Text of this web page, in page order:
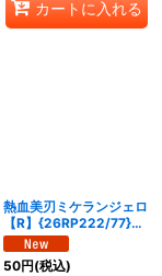
カートに入れる
熱血美刃ミケランジェロ
【R】{26RP222/77}
《多》
50円(税込)